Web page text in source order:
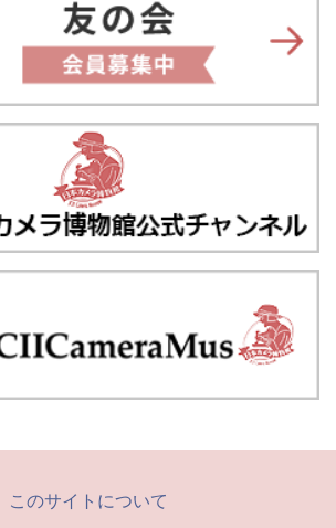
このサイトについて